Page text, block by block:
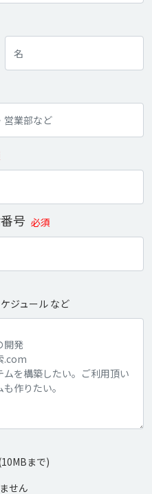
号 必須
ジュール など
まで)
せん